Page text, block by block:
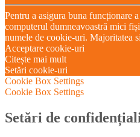
Pentru a asigura buna funcționare
computerul dumneavoastră mici
numele de cookie-uri. Majoritatea
Acceptare cookie-uri
Citește mai mult
Setări cookie-uri
Cookie Box Settings
Cookie Box Settings
Setări de